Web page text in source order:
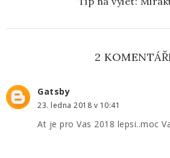
2
Gatsby
23. ledna 2018 v 10:41
At je pro Vas 2018 lepsi..moc